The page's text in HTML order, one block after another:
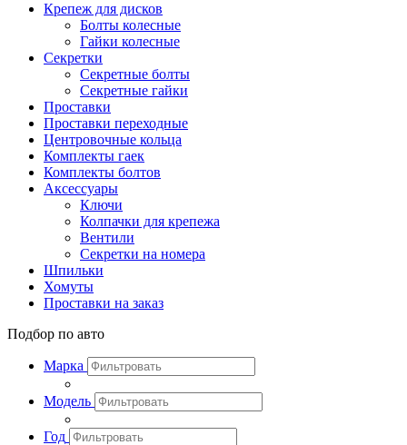
Крепеж для дисков
Болты колесные
Гайки колесные
Секретки
Секретные болты
Секретные гайки
Проставки
Проставки переходные
Центровочные кольца
Комплекты гаек
Комплекты болтов
Аксессуары
Ключи
Колпачки для крепежа
Вентили
Секретки на номера
Шпильки
Хомуты
Проставки на заказ
Подбор по авто
Марка
Модель
Год